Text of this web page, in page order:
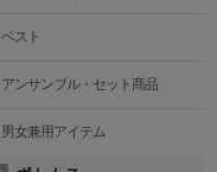
ベスト
アンサンブル・セット商品
男女兼用アイテム